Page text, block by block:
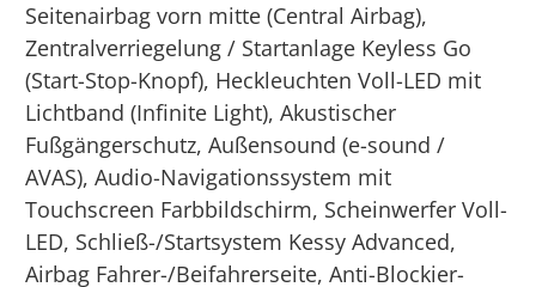
Seitenairbag vorn mitte (Central Airbag),
Zentralverriegelung / Startanlage Keyless Go
(Start-Stop-Knopf), Heckleuchten Voll-LED mit
Lichtband (Infinite Light), Akustischer
Fußgängerschutz, Außensound (e-sound /
AVAS), Audio-Navigationssystem mit
Touchscreen Farbbildschirm, Scheinwerfer Voll-
LED, Schließ-/Startsystem Kessy Advanced,
Airbag Fahrer-/Beifahrerseite, Anti-Blockier-